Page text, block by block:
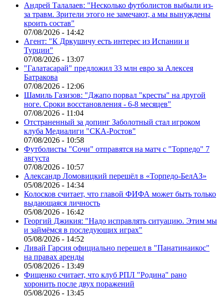
Андрей Талалаев: "Несколько футболистов выбыли из-
за травм. Зрители этого не замечают, а мы вынуждены
кроить состав"
07/08/2026 - 14:42
Агент: "К Дркушичу есть интерес из Испании и
Турции"
07/08/2026 - 13:07
"Галатасарай" предложил 33 млн евро за Алексея
Батракова
07/08/2026 - 12:06
Шамиль Газизов: "Джапо порвал "кресты" на другой
ноге. Сроки восстановления - 6-8 месяцев"
07/08/2026 - 11:04
Отстраненный за допинг Заболотный стал игроком
клуба Медиалиги "СКА-Ростов"
07/08/2026 - 10:58
Футболисты "Сочи" отправятся на матч с "Торпедо" 7
августа
07/08/2026 - 10:57
Александр Ломовицкий перешёл в «Торпедо-БелАЗ»
05/08/2026 - 14:34
Колосков считает, что главой ФИФА может быть только
выдающаяся личность
05/08/2026 - 16:42
Георгий Джикия: "Надо исправлять ситуацию. Этим мы
и займёмся в последующих играх"
05/08/2026 - 14:52
Ливай Гарсия официально перешел в "Панатинаикос"
на правах аренды
05/08/2026 - 13:49
Фищенко считает, что клуб РПЛ "Родина" рано
хоронить после двух поражений
05/08/2026 - 13:45